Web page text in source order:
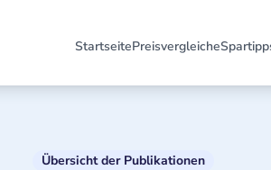
StartseitePreisvergleiche
Übersicht der Publikationen